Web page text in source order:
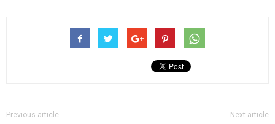
Previous article Next article